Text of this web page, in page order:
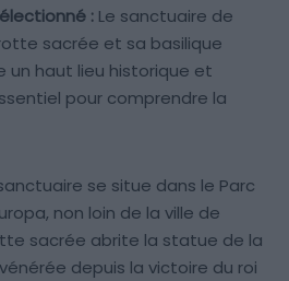
: Le sanctuaire de
sacrée et sa basilique
un haut lieu historique et
pour comprendre la
se situe dans le Parc
non loin de la ville de
sacrée abrite la statue de la
depuis la victoire du roi